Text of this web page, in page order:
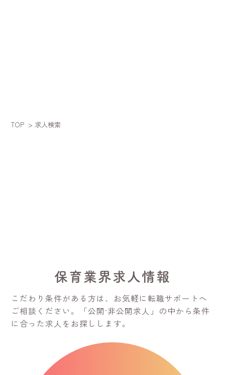
TOP > 求人検索
保育業界求人情報
こだわり条件がある方は、お気軽に転職サポートへ
ご相談ください。
「公開·非公開求人」の中から条件
に合った求人をお探しします。